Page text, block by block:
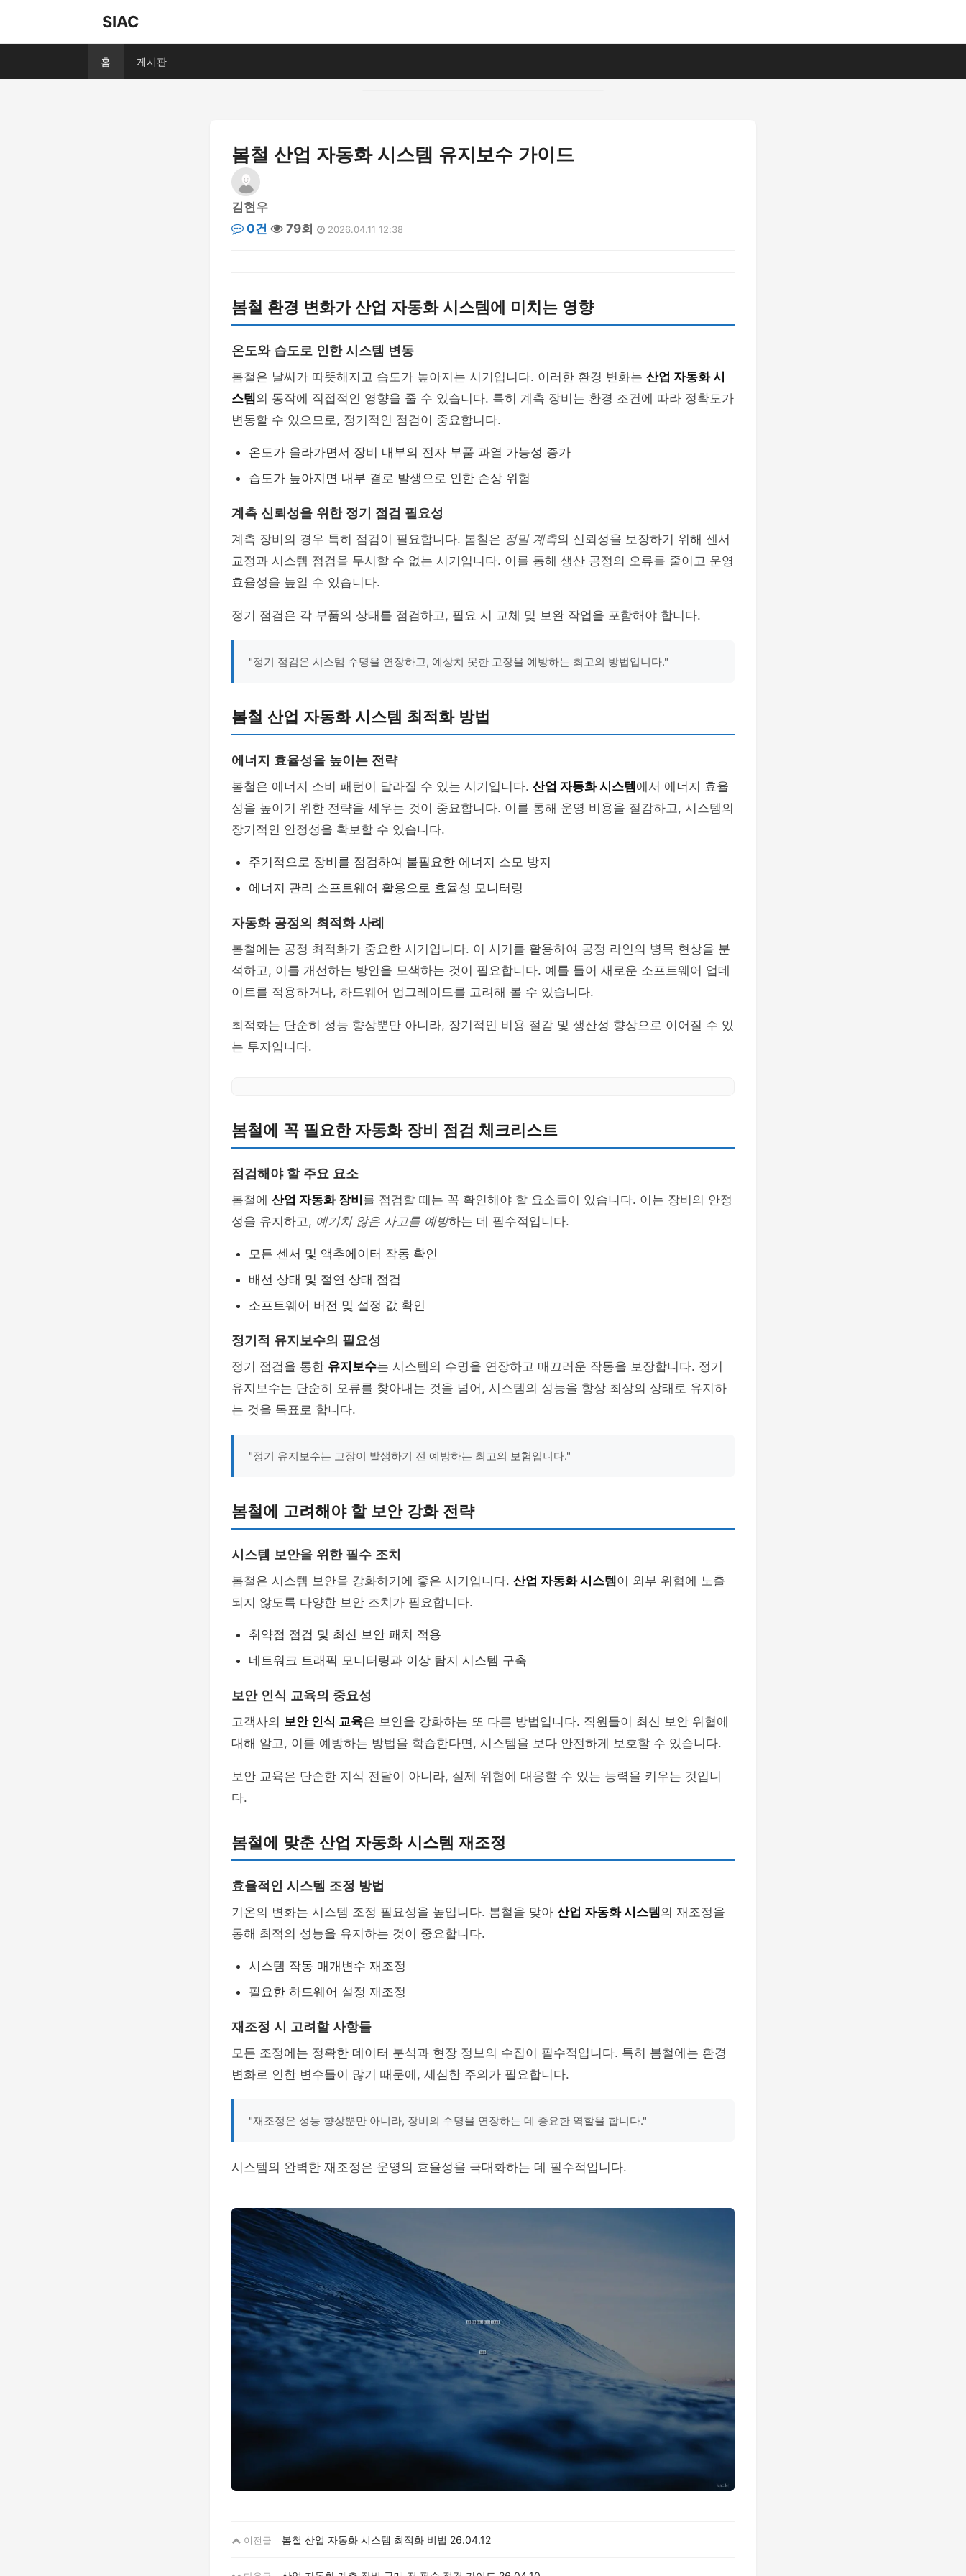
SIAC
홈 게시판
봄철 산업 자동화 시스템 유지보수 가이드
김현우
0건
79회 2026.04.11 12:38
봄철 환경 변화가 산업 자동화 시스템에 미치는 영향
온도와 습도로 인한 시스템 변동
봄철은 날씨가 따뜻해지고 습도가 높아지는 시기입니다. 이러한 환경 변화는 산업 자동화 시
스템 의 동작에 직접적인 영향을 줄 수 있습니다. 특히 계측 장비는 환경 조건에 따라 정확도가
변동할 수 있으므로, 정기적인 점검이 중요합니다.
온도가 올라가면서 장비 내부의 전자 부품 과열 가능성 증가
습도가 높아지면 내부 결로 발생으로 인한 손상 위험
계측 신뢰성을 위한 정기 점검 필요성
계측 장비의 경우 특히 점검이 필요합니다. 봄철은 정밀 계측의 신뢰성을 보장하기 위해 센서
교정과 시스템 점검을 무시할 수 없는 시기입니다. 이를 통해 생산 공정의 오류를 줄이고 운영
효율성을 높일 수 있습니다.
정기 점검은 각 부품의 상태를 점검하고, 필요 시 교체 및 보완 작업을 포함해야 합니다.
"정기 점검은 시스템 수명을 연장하고, 예상치 못한 고장을 예방하는 최고의 방법입니다."
봄철 산업 자동화 시스템 최적화 방법
에너지 효율성을 높이는 전략
봄철은 에너지 소비 패턴이 달라질 수 있는 시기입니다. 산업 자동화 시스템 에서 에너지 효율
성을 높이기 위한 전략을 세우는 것이 중요합니다. 이를 통해 운영 비용을 절감하고, 시스템의
장기적인 안정성을 확보할 수 있습니다.
주기적으로 장비를 점검하여 불필요한 에너지 소모 방지
에너지 관리 소프트웨어 활용으로 효율성 모니터링
자동화 공정의 최적화 사례
봄철에는 공정 최적화가 중요한 시기입니다. 이 시기를 활용하여 공정 라인의 병목 현상을 분
석하고, 이를 개선하는 방안을 모색하는 것이 필요합니다. 예를 들어 새로운 소프트웨어 업데
이트를 적용하거나, 하드웨어 업그레이드를 고려해 볼 수 있습니다.
최적화는 단순히 성능 향상뿐만 아니라, 장기적인 비용 절감 및 생산성 향상으로 이어질 수 있
는 투자입니다.
봄철에 꼭 필요한 자동화 장비 점검 체크리스트
점검해야 할 주요 요소
봄철에 산업 자동화 장비 를 점검할 때는 꼭 확인해야 할 요소들이 있습니다. 이는 장비의 안정
성을 유지하고, 예기치 않은 사고를 예방하는 데 필수적입니다.
모든 센서 및 액추에이터 작동 확인
배선 상태 및 절연 상태 점검
소프트웨어 버전 및 설정 값 확인
정기적 유지보수의 필요성
정기 점검을 통한 유지보수는 시스템의 수명을 연장하고 매끄러운 작동을 보장합니다. 정기
유지보수는 단순히 오류를 찾아내는 것을 넘어, 시스템의 성능을 항상 최상의 상태로 유지하
는 것을 목표로 합니다.
"정기 유지보수는 고장이 발생하기 전 예방하는 최고의 보험입니다."
봄철에 고려해야 할 보안 강화 전략
시스템 보안을 위한 필수 조치
봄철은 시스템 보안을 강화하기에 좋은 시기입니다. 산업 자동화 시스템 이 외부 위협에 노출
되지 않도록 다양한 보안 조치가 필요합니다.
취약점 점검 및 최신 보안 패치 적용
네트워크 트래픽 모니터링과 이상 탐지 시스템 구축
보안 인식 교육의 중요성
고객사의 보안 인식 교육은 보안을 강화하는 또 다른 방법입니다. 직원들이 최신 보안 위협에
대해 알고, 이를 예방하는 방법을 학습한다면, 시스템을 보다 안전하게 보호할 수 있습니다.
보안 교육은 단순한 지식 전달이 아니라, 실제 위협에 대응할 수 있는 능력을 키우는 것입니
다.
봄철에 맞춘 산업 자동화 시스템 재조정
효율적인 시스템 조정 방법
기온의 변화는 시스템 조정 필요성을 높입니다. 봄철을 맞아 산업 자동화 시스템 의 재조정을
통해 최적의 성능을 유지하는 것이 중요합니다.
시스템 작동 매개변수 재조정
필요한 하드웨어 설정 재조정
재조정 시 고려할 사항들
모든 조정에는 정확한 데이터 분석과 현장 정보의 수집이 필수적입니다. 특히 봄철에는 환경
변화로 인한 변수들이 많기 때문에, 세심한 주의가 필요합니다.
"재조정은 성능 향상뿐만 아니라, 장비의 수명을 연장하는 데 중요한 역할을 합니다."
시스템의 완벽한 재조정은 운영의 효율성을 극대화하는 데 필수적입니다.
이전글 봄철 산업 자동화 시스템 최적화 비법 26.04.12